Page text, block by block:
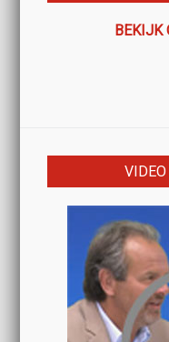
BEKIJK